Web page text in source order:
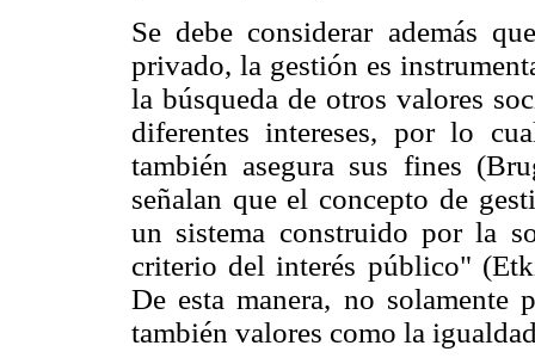
Se debe considerar además
privado, la gestión es
la búsqueda de otros valores
diferentes intereses, por lo
también asegura sus fines
señalan que el concepto de
un sistema construido por la
criterio del interés público"
De esta manera, no
también valores como la